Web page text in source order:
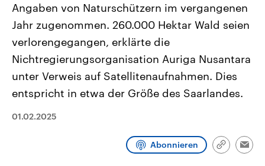
USA
Aktuelle Beiträge, Analysen und
Hintergründe
Wirtschaftlich und militärisch
gehören die Vereinigten Staaten zu
den mächtigsten Ländern der Erde,
mit großem Einfluss auf das
Nahostkonflikt
Aktuelle Lage und
Der Überfall der
Terrororganisation Hamas
Oktober 2023 auf Israel
Region wieder die
Israel möchte die Hamas
Libanon vom Iran
Sendungen
Angaben von Naturschützern im vergangenen
Jahr zugenommen. 260.000 Hektar Wald seien
verlorengegangen, erklärte die
Nichtregierungsorganisation Auriga Nusantara
unter Verweis auf Satellitenaufnahmen. Dies
entspricht in etwa der Größe des Saarlandes.
01.02.2025
Abonnieren
Link